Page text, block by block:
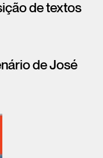
de textos
de José